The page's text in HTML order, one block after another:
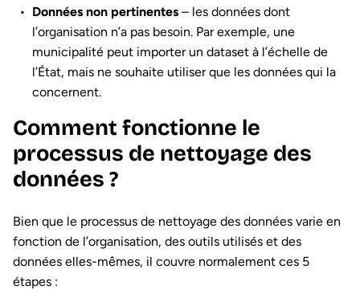
Données non pertinentes – les données dont
l’organisation n’a pas besoin. Par exemple, une
municipalité peut importer un dataset à l’échelle de
l’État, mais ne souhaite utiliser que les données qui la
concernent.
Comment fonctionne le
processus de nettoyage des
données ?
Bien que le processus de nettoyage des données varie en
fonction de l’organisation, des outils utilisés et des
données elles-mêmes, il couvre normalement ces 5
étapes :